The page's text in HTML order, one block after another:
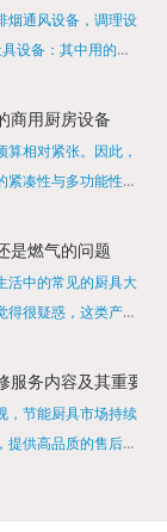
烟通风设备，调理设
设备：其中用的较
备才能进行使用，
商用厨房设备
相对紧张。因此，
紧凑性与多功能性。
多样化的烹饪需
是燃气的问题
活中的常见的厨具大
得很疑惑，这类产品
被大家猜对了，这
务内容及其重要性
，节能厨具市场持续
提供高品质的售后维